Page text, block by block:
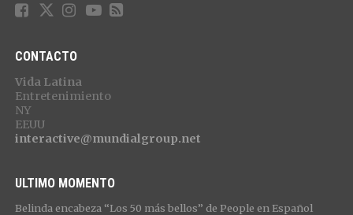
CONTACTO
Vida Latina
Entretenimiento
NY
EEUU
interactive@mundialgroup.net
ULTIMO MOMENTO
Belinda encabeza “Los 50 más bellos” de People en Español